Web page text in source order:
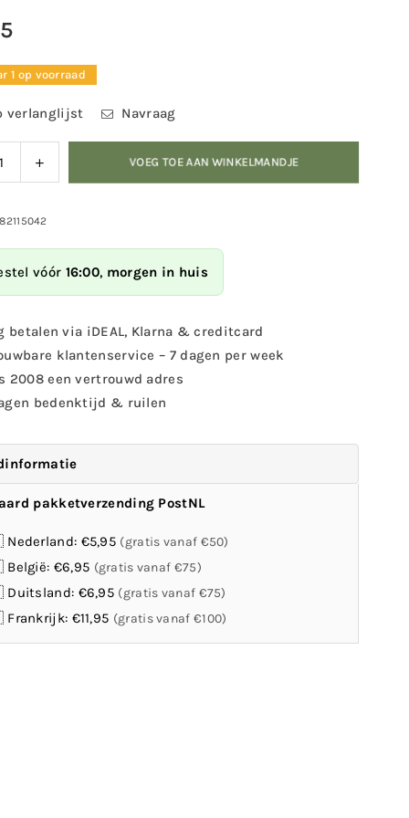
1 op voorraad
verlanglijst Navraag
Verhoog
de
voor
transparant
enkel
acryl
raamvoederhuis
met
2
zuignappen
×
10
×
15,3
–
Esschert
Design
FB370
VOEG TOE AAN WINKELMANDJE
vóór 16:00, morgen in huis
betalen via iDEAL, Klarna & creditcard
klantenservice – 7 dagen per week
2008 een vertrouwd adres
bedenktijd & ruilen
pakketverzending PostNL
€5,95 (gratis vanaf €50)
€6,95 (gratis vanaf €75)
€6,95 (gratis vanaf €75)
€11,95 (gratis vanaf €100)